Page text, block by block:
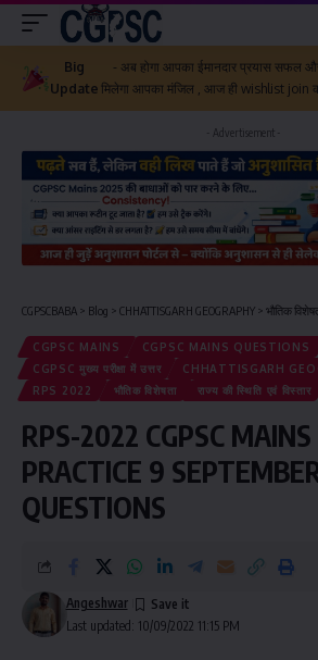
Big
Update
- अब होगा आपका ईमानदार प्रयास सफल
मिलेगा आपका मंजिल , आज ही wishlist join
- Advertisement -
CGPSCBABA > Blog > CHHATTISGARH GEOGRAPHY > भौतिक
CGPSC MAINS
CGPSC MAINS QUESTIONS
CGPSC मुख्य परीक्षा में उत्तर
CHHATTISGARH
RPS 2022
भौतिक विशेषता राज्य की स्थिति एवं विस्तार
RPS-2022 CGPSC
PRACTICE 9
QUESTIONS
Last updated: 10/09/2022 11:15 PM
Angeshwar